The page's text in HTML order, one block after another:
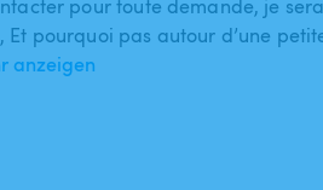
pour toute demande, je
Et pourquoi pas autour d’une
anzeigen